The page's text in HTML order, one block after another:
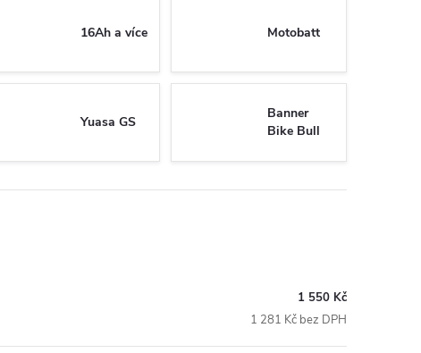
16Ah a více Motobatt
Yuasa GS
Banner
Bike Bull
1 550 Kč
1 281 Kč bez DPH